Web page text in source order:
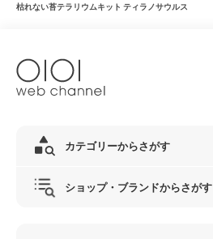
枯れない苔テラリウムキット ティラノサウルス
カテゴリーからさがす
ショップ・ブランドからさがす